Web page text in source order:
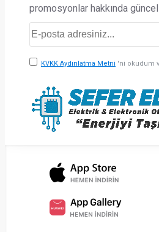
promosyonlar hakkında güncel
KVKK Aydınlatma Metni 'ni okudum